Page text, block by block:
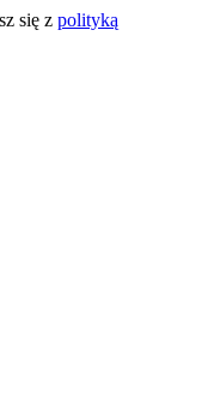
się z polityką